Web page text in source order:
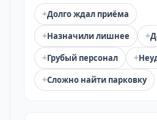
+Долго ждал приёма
+Назначили лишнее +
+Грубый персонал +
+Сложно найти парковку